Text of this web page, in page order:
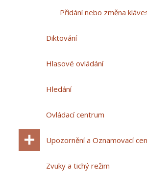
Přidání nebo změna
Diktování
Hlasové ovládání
Hledání
Ovládací centrum
Upozornění a Oznamovací
Zvuky a tichý režim